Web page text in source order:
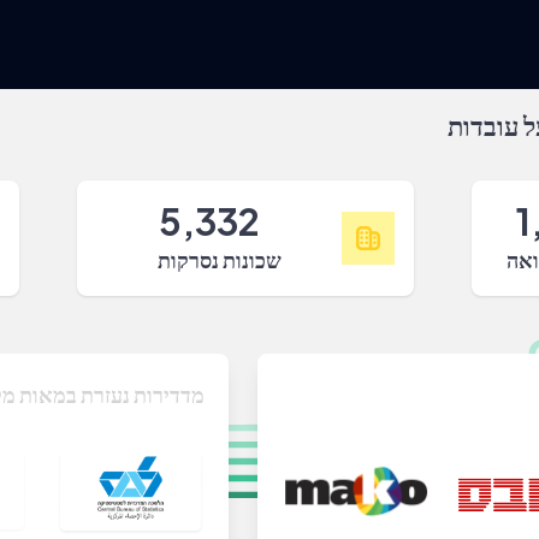
עובדות
5,332
שכונות נסרקות
מדדירות נעזרת במאות